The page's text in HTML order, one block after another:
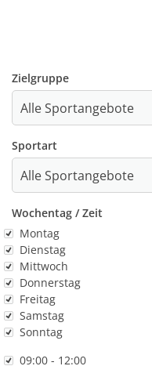
Zielgruppe
Sportart
Wochentag / Zeit
Wochentag
Montag
Dienstag
Mittwoch
Donnerstag
Freitag
Samstag
Sonntag
Zeit 09:00 - 12:00